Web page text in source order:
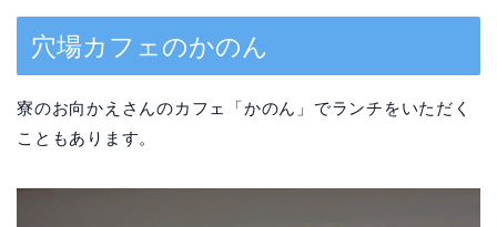
穴場カフェのかのん
寮のお向かえさんのカフェ「かのん」でランチをいただく
こともあります。